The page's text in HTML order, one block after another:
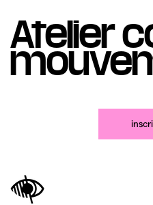
Équipe du TXR & contacts
Espace presse & pro
Accessibilité
Comment ça marche ?
Déposer un projet
04 72 07 49 49
Atelier